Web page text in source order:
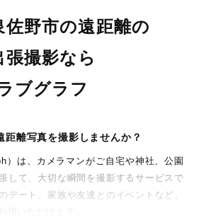
佐野市の遠距離の
張撮影なら
ブグラフ
距離写真を撮影しませんか？
）は、カメラマンがご自宅や神社、公園
して、大切な瞬間を撮影するサービスで
デート、家族や友達とのイベントなど、